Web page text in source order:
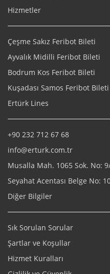
Hizmetler
Çeşme Sakız Feribot Bileti
Ayvalık Midilli Feribot Bileti
Bodrum Kos Feribot Bileti
Kuşadası Samos Feribot Bileti
Ertürk Lines
+90 232 712 67 68
info@erturk.com.tr
Musalla Mah. 1065 Sok. No:
Seyahat Acentası Belge No:
Diğer Bilgiler
Sık Sorulan Sorular
Şartlar ve Koşullar
Hizmet Kuralları